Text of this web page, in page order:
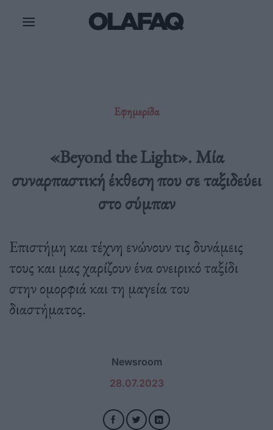
Εφημερίδα
«Beyond the Light». Μία
συναρπαστική έκθεση που σε ταξιδεύει
στο σύμπαν
Επιστήμη και τέχνη ενώνουν τις δυνάμεις
τους και μας χαρίζουν ένα ονειρικό ταξίδι
στην ομορφιά και τη μαγεία του
διαστήματος.
Newsroom
28.07.2023